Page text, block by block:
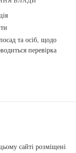
та осіб, щодо
перевірка
сайті розміщені